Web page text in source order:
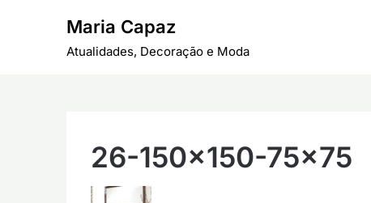
Maria Capaz
Atualidades, Decoração e Moda
26-150×150-75×75